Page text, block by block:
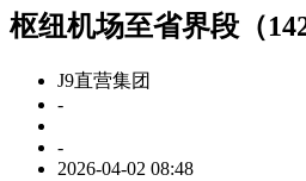
枢纽机场至省界段（
J9直营集团
-
-
2026-04-02 08:48